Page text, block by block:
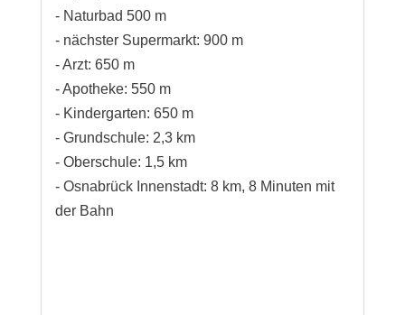
- Naturbad 500 m
- nächster Supermarkt: 900 m
- Arzt: 650 m
- Apotheke: 550 m
- Kindergarten: 650 m
- Grundschule: 2,3 km
- Oberschule: 1,5 km
- Osnabrück Innenstadt: 8 km, 8 Minuten mit
der Bahn